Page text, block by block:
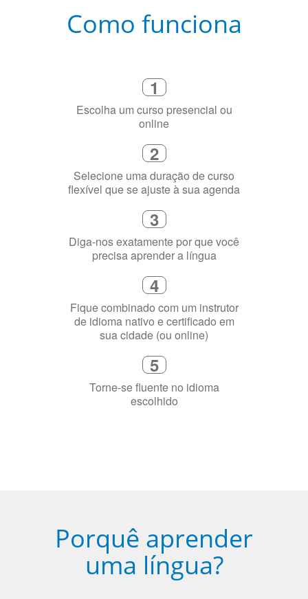
Como funciona
Escolha um curso presencial ou
online
Selecione uma duração de curso
flexível que se ajuste à sua agenda
Diga-nos exatamente por que você
precisa aprender a língua
Fique combinado com um instrutor
de idioma nativo e certificado em
sua cidade (ou online)
5
Torne-se fluente no idioma
escolhido
Porquê aprender
uma língua?